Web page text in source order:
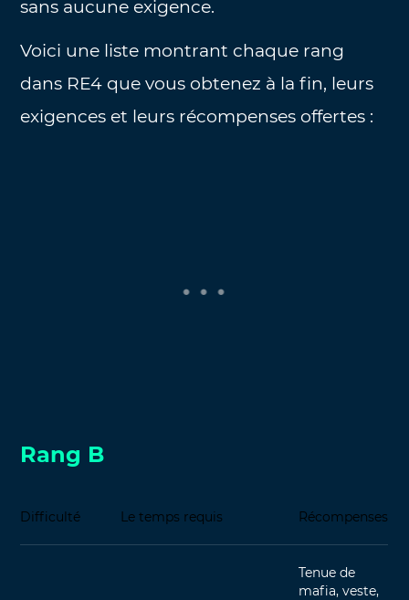
sans aucune exigence.
Voici une liste montrant chaque rang
dans RE4 que vous obtenez à la fin, leurs
exigences et leurs récompenses offertes :
Rang B
Difficulté Le temps requis Récompenses
Tenue de
mafia, veste,